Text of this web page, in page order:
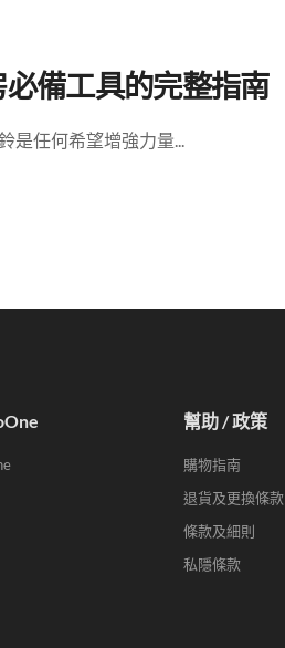
備工具的完整指南
是任何希望增強力量...
幫助 / 政策
購物指南
退貨及更換條款
條款及細則
私隱條款